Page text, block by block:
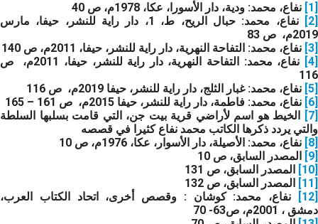
نفاع، محمد: ودية، دار الأسورا، عكا، 1978م، ص 40
نفاع، محمد: حبال الريح، ط، 1، دار راية للنشر، حيفا، مارس
2019م، ص 83
نفاع، محمد: التفاحة النهرية، دار راية للنشر، حيفا، 2011م، ص 140
نفاع، محمد: التفاحة النهرية، دار راية للنشر، حيفا، 2011م، ص
116
نفاع، محمد: غبار الثلج، دار راية للنشر، حيفا 2019م، ص 116
نفاع، محمد: فاطمة، دار راية للنشر، حيفا 2015م، ص 161 – 165
الخيط هو اسم لأراضي قرية بيت جن، التي قامت بسلبها السلطة
والتي يردد ذكرها الكاتب محمد نفاع كثيرا في قصصه
نفاع، محمد: الأصيلة، دار الأسوار، عكا، 1976م، ص 10
المصدر السابق، ص 10
المصدر السابق، ص 131
المصدر السابق، ص 132
نفاع، محمد: كوشان : وقصص أخرى، اتحاد الكتاب العرب،
دمشق ، 2001م، ص63- 70